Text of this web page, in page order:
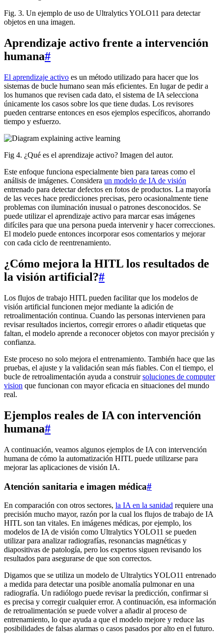
Fig. 3. Un ejemplo de uso de Ultralytics YOLO11 para detectar
objetos en una imagen.
Aprendizaje activo frente a intervención
humana#
El aprendizaje activo es un método utilizado para hacer que los
sistemas de bucle humano sean más eficientes. En lugar de pedir a
los humanos que revisen cada dato, el sistema de IA selecciona
únicamente los casos sobre los que tiene dudas. Los revisores
pueden centrarse entonces en esos ejemplos específicos, ahorrando
tiempo y esfuerzo.
Fig 4. ¿Qué es el aprendizaje activo? Imagen del autor.
Este enfoque funciona especialmente bien para tareas como el
análisis de imágenes. Considera un modelo de IA de visión
entrenado para detectar defectos en fotos de productos. La mayoría
de las veces hace predicciones precisas, pero ocasionalmente tiene
problemas con iluminación inusual o patrones desconocidos. Se
puede utilizar el aprendizaje activo para marcar esas imágenes
difíciles para que una persona pueda intervenir y hacer correcciones.
El modelo puede entonces incorporar esos comentarios y mejorar
con cada ciclo de reentrenamiento.
¿Cómo mejora la HITL los resultados de
la visión artificial?#
Los flujos de trabajo HITL pueden facilitar que los modelos de
visión artificial funcionen mejor mediante la adición de
retroalimentación continua. Cuando las personas intervienen para
revisar resultados inciertos, corregir errores o añadir etiquetas que
faltan, el modelo aprende a reconocer objetos con mayor precisión y
confianza.
Este proceso no solo mejora el entrenamiento. También hace que las
pruebas, el ajuste y la validación sean más fiables. Con el tiempo, el
bucle de retroalimentación ayuda a construirsoluciones de computer
vision que funcionan con mayor eficacia en situaciones del mundo
real.
Ejemplos reales de IA con intervención
humana#
A continuación, veamos algunos ejemplos de IA con intervención
humana de cómo la automatización HITL puede utilizarse para
mejorar las aplicaciones de visión IA.
Atención sanitaria e imagen médica#
En comparación con otros sectores, la IA en la sanidad requiere una
precisión mucho mayor, razón por la cual los flujos de trabajo de IA
HITL son tan vitales. En imágenes médicas, por ejemplo, los
modelos de IA de visión como Ultralytics YOLO11 se pueden
utilizar para analizar radiografías, resonancias magnéticas y
diapositivas de patología, pero los expertos siguen revisando los
resultados para asegurarse de que son correctos.
Digamos que se utiliza un modelo de Ultralytics YOLO11 entrenado
a medida para detectar una posible anomalía pulmonar en una
radiografía. Un radiólogo puede revisar la predicción, confirmar si
es precisa y corregir cualquier error. A continuación, esa información
de retroalimentación se puede volver a añadir al proceso de
entrenamiento, lo que ayuda a que el modelo mejore y reduce las
posibilidades de falsas alarmas o casos pasados por alto en el futuro.